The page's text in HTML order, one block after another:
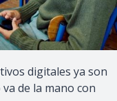
digitales ya son
de la mano con